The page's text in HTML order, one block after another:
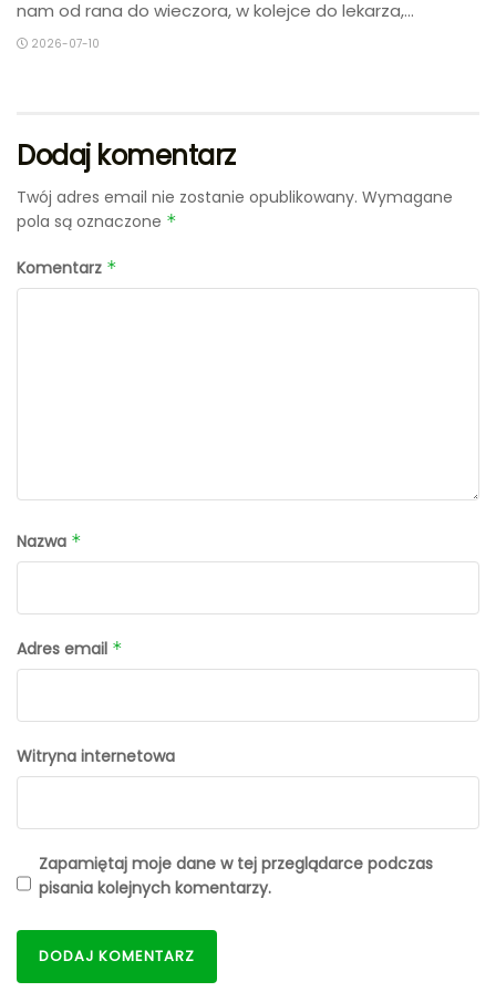
nam od rana do wieczora, w kolejce do lekarza,...
2026-07-10
Dodaj komentarz
Twój adres email nie zostanie opublikowany. Wymagane
pola są oznaczone *
Komentarz *
Nazwa *
Adres email *
Witryna internetowa
Zapamiętaj moje dane w tej przeglądarce podczas
pisania kolejnych komentarzy.